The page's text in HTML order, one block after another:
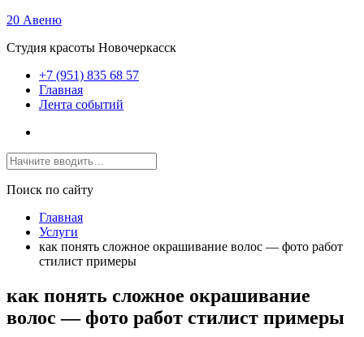
20 Авеню
Студия красоты Новочеркасск
+7 (951) 835 68 57
Главная
Лента событий
Поиск по сайту
Главная
Услуги
как понять сложное окрашивание волос — фото работ
стилист примеры
как понять сложное окрашивание
волос — фото работ стилист примеры